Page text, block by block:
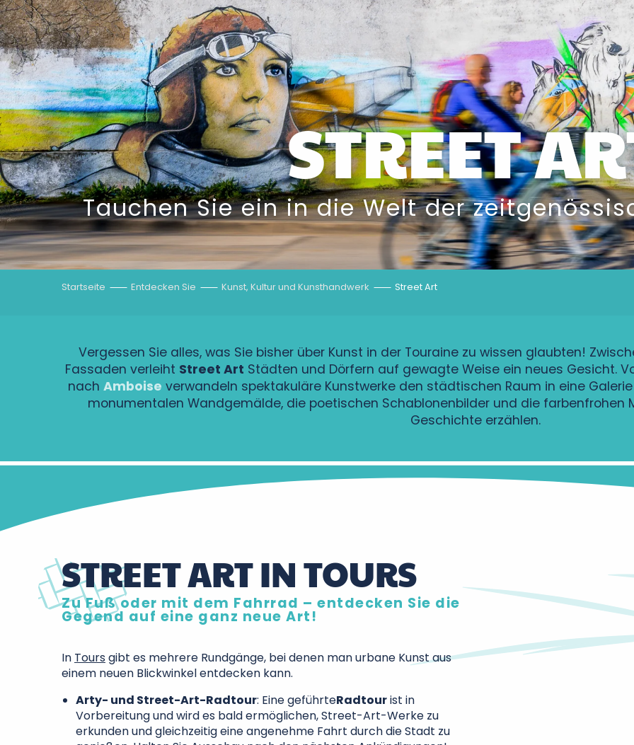
STREET
Tauchen Sie ein in die Welt der
Startseite Entdecken Sie Kunst, Kultur und Kunsthandwerk Street Art
Vergessen Sie alles, was Sie bisher über Kunst in der Touraine zu wissen glaubten!
Fassaden verleiht Street Art Städten und Dörfern auf gewagte Weise ein neues Gesicht.
nach Amboise verwandeln spektakuläre Kunstwerke den städtischen Raum in eine
monumentalen Wandgemälde, die poetischen Schablonenbilder und die farbenfrohen
Geschichte erzählen.
STREET ART IN TOURS
Zu Fuß oder mit dem Fahrrad – entdecken Sie die
Gegend auf eine ganz neue Art!
In Toursgibt es mehrere Rundgänge, bei denen man urbane Kunst aus
einem neuen Blickwinkel entdecken kann.
Arty- und Street-Art-Radtour: Eine geführteRadtourist in
Vorbereitung und wird es bald ermöglichen, Street-Art-Werke zu
erkunden und gleichzeitig eine angenehme Fahrt durch die Stadt zu